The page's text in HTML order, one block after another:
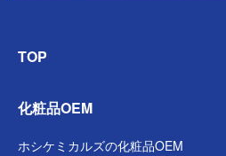
TOP
化粧品OEM
ホシケミカルズの化粧品OEM